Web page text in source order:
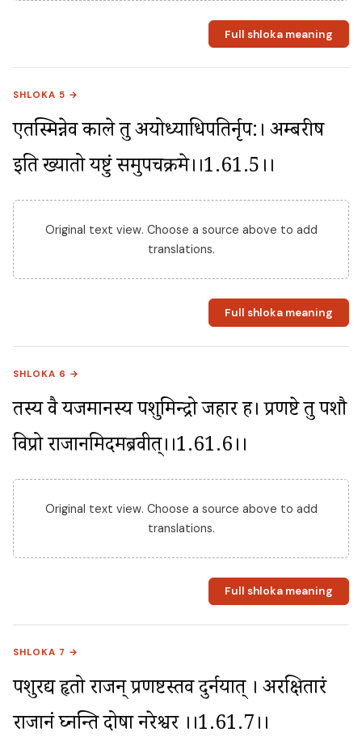
Full shloka meaning
SHLOKA 5 →
एतस्मिन्नेव काले तु अयोध्याधिपतिर्नृप:। अम्बरीष
इति ख्यातो यष्टुं समुपचक्रमे।।1.61.5।।
Original text view. Choose a source above to add
translations.
Full shloka meaning
SHLOKA 6 →
तस्य वै यजमानस्य पशुमिन्द्रो जहार ह। प्रणष्टे तु पशौ
विप्रो राजानमिदमब्रवीत्।।1.61.6।।
Original text view. Choose a source above to add
translations.
Full shloka meaning
SHLOKA 7 →
पशुरद्य हृतो राजन् प्रणष्टस्तव दुर्नयात् । अरक्षितारं
राजानं घ्नन्ति दोषा नरेश्वर ।।1.61.7।।